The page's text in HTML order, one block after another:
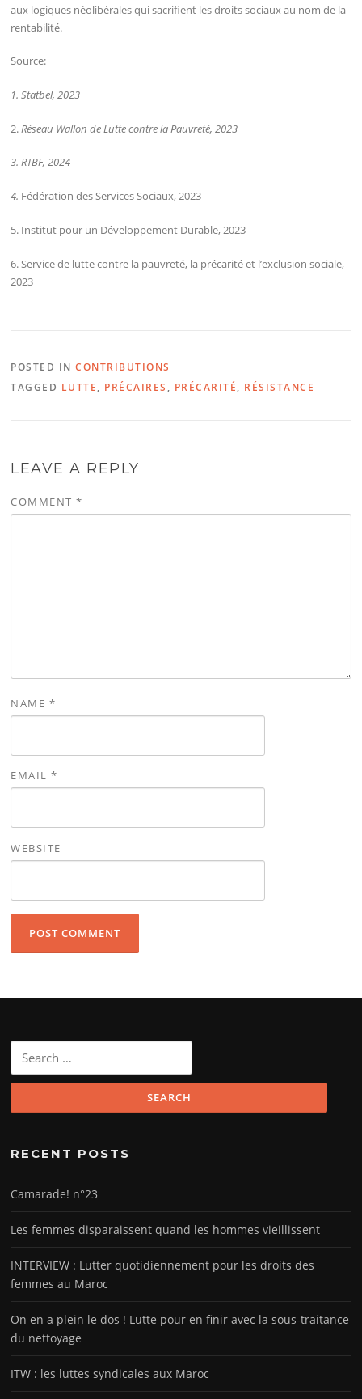
aux logiques néolibérales qui sacrifient les droits sociaux au nom de la
rentabilité.
Source:
1. Statbel, 2023
2.Réseau Wallon de Lutte contre la Pauvreté, 2023
3. RTBF, 2024
4. Fédération des Services Sociaux, 2023
5. Institut pour un Développement Durable, 2023
6. Service de lutte contre la pauvreté, la précarité et l’exclusion sociale,
2023
POSTED INCONTRIBUTIONS
TAGGED LUTTE, PRÉCAIRES , PRÉCARITÉ, RÉSISTANCE
LEAVE A REPLY
COMMENT*
NAME *
EMAIL*
WEBSITE
RECENT POSTS
Camarade! n°23
Les femmes disparaissent quand les hommes vieillissent
INTERVIEW : Lutter quotidiennement pour les droits des
femmes au Maroc
On en a plein le dos ! Lutte pour en finir avec la sous-traitance
du nettoyage
ITW : les luttes syndicales aux Maroc